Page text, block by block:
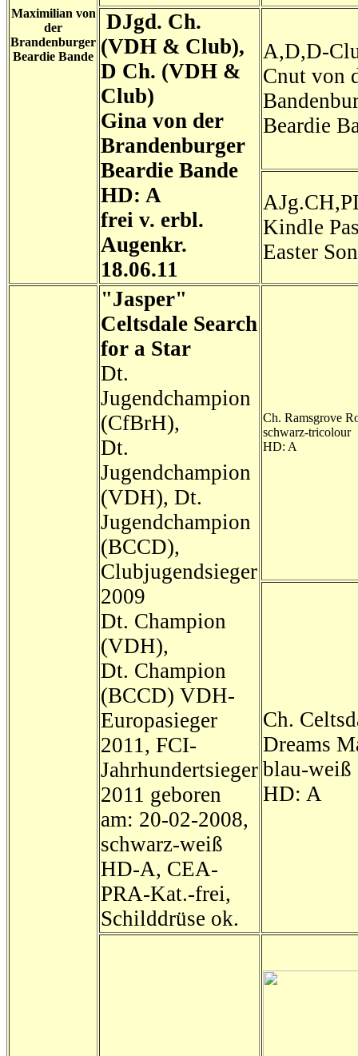
Maximilian von
der
Brandenburger
Beardie Bande
DJgd. Ch.
(VDH & Club),
D Ch. (VDH &
Club)
Gina von der
Brandenburger
Beardie Bande
HD: A
frei v. erbl.
Augenkr.
18.06.11
A,D,D-
Cnut von
Beardie
Kindle
Easter
"Jasper"
Celtsdale Search
for a Star
Dt.
Jugendchampion
(CfBrH),
Dt.
Jugendchampion
(VDH), Dt.
Jugendchampion
(BCCD),
Clubjugendsieger
2009
Dt. Champion
(VDH),
Dt. Champion
(BCCD) VDH-
Europasieger
2011, FCI-
Jahrhundertsieger
2011 geboren
am: 20-02-2008,
schwarz-weiß
HD-A, CEA-
PRA-Kat.-frei,
Schilddrüse ok.
Ch. Ramsgrove
schwarz-tricolour
HD: A
Ch.
Dreams
blau-weiß
HD: A